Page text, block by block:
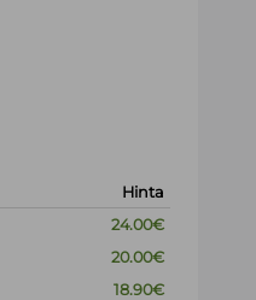
Hinta
24.00€
20.00€
18.90€